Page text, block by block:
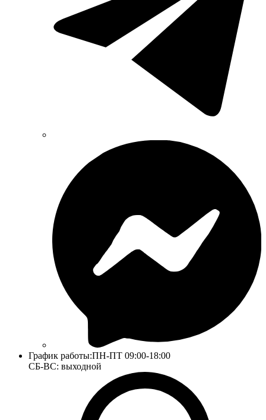
График работы:ПН-ПТ 09:00-18:00
СБ-ВС: выходной